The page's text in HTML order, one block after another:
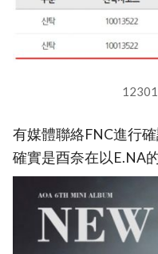
有媒體聯絡FNC進行
確實是酉奈在以E.NA